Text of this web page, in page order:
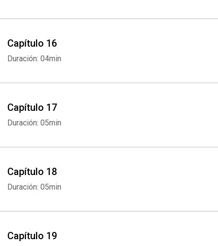
Capítulo 16
Duración: 04min
Capítulo 17
Duración: 05min
Capítulo 18
Duración: 05min
Capítulo 19